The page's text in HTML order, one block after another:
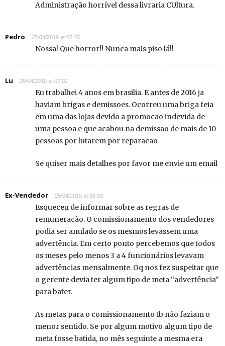
Administração horrível dessa livraria CUltura.
Pedro 25/04/2019 at 05:45
Nossa! Que horror!! Nunca mais piso lá!!
Lu 25/04/2019 at 07:02
Eu trabalhei 4 anos em brasilia. E antes de 2016 ja
haviam brigas e demissoes. Ocorreu uma briga feia
em uma das lojas devido a promocao indevida de
uma pessoa e que acabou na demissao de mais de 10
pessoas por lutarem por reparacao
Se quiser mais detalhes por favor me envie um email
Ex-Vendedor 25/04/2019 at 08:39
Esqueceu de informar sobre as regras de
remuneração. O comissionamento dos vendedores
podia ser anulado se os mesmos levassem uma
advertência. Em certo ponto percebemos que todos
os meses pelo menos 3 a 4 funcionários levavam
advertências mensalmente. Oq nos fez suspeitar que
o gerente devia ter algum tipo de meta “advertência”
para bater.
As metas para o comissionamento tb não faziam o
menor sentido. Se por algum motivo algum tipo de
meta fosse batida, no mês seguinte a mesma era